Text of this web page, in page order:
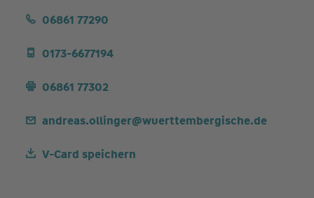
06861 77290
0173-6677194
06861 77302
andreas.ollinger@wuerttembergische.de
V-Card speichern